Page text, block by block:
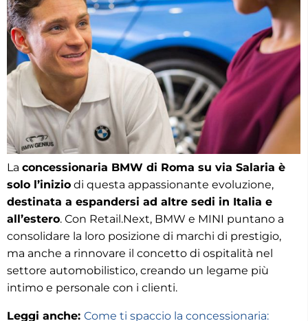
La concessionaria BMW di Roma su via Salaria è
solo l’inizio di questa appassionante evoluzione,
destinata a espandersi ad altre sedi in Italia e
all’estero. Con Retail.Next, BMW e MINI puntano a
consolidare la loro posizione di marchi di prestigio,
ma anche a rinnovare il concetto di ospitalità nel
settore automobilistico, creando un legame più
intimo e personale con i clienti.
Leggi anche: Come ti spaccio la concessionaria: